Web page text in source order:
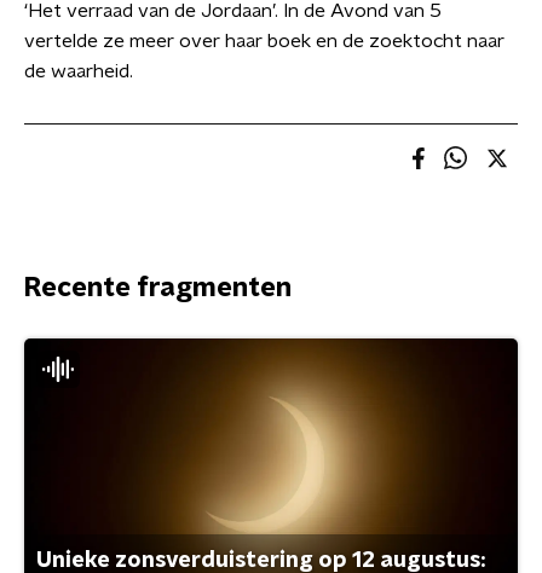
‘Het verraad van de Jordaan’. In de Avond van 5
vertelde ze meer over haar boek en de zoektocht naar
de waarheid.
Recente fragmenten
Unieke zonsverduistering op 12 augustus: